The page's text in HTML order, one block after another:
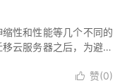
性和性能等几个不同的
云服务器之后，为避免
 赞(0)